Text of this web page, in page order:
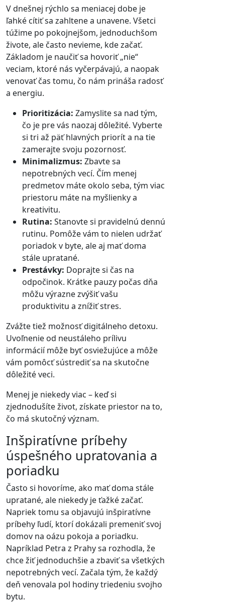
V dnešnej rýchlo sa meniacej dobe je
ľahké cítiť sa zahltene a unavene. Všetci
túžime po pokojnejšom, jednoduchšom
živote, ale často nevieme, kde začať.
Základom je naučiť sa hovoriť „nie“
veciam, ktoré nás vyčerpávajú, a naopak
venovať čas tomu, čo nám prináša radosť
a energiu.
Prioritizácia: Zamyslite sa nad tým,
čo je pre vás naozaj dôležité. Vyberte
si tri až päť hlavných priorít a na tie
zamerajte svoju pozornosť.
Minimalizmus: Zbavte sa
nepotrebných vecí. Čím menej
predmetov máte okolo seba, tým viac
priestoru máte na myšlienky a
kreativitu.
Rutina: Stanovte si pravidelnú dennú
rutinu. Pomôže vám to nielen udržať
poriadok v byte, ale aj mať doma
stále upratané.
Prestávky: Doprajte si čas na
odpočinok. Krátke pauzy počas dňa
môžu výrazne zvýšiť vašu
produktivitu a znížiť stres.
Zvážte tiež možnosť digitálneho detoxu.
Uvoľnenie od neustáleho prílivu
informácií môže byť osviežujúce a môže
vám pomôcť sústrediť sa na skutočne
dôležité veci.
Menej je niekedy viac – keď si
zjednodušíte život, získate priestor na to,
čo má skutočný význam.
Inšpiratívne príbehy
úspešného upratovania a
poriadku
Často si hovoríme, ako mať doma stále
upratané, ale niekedy je ťažké začať.
Napriek tomu sa objavujú inšpiratívne
príbehy ľudí, ktorí dokázali premeniť svoj
domov na oázu pokoja a poriadku.
Napríklad Petra z Prahy sa rozhodla, že
chce žiť jednoduchšie a zbaviť sa všetkých
nepotrebných vecí. Začala tým, že každý
deň venovala pol hodiny triedeniu svojho
bytu.